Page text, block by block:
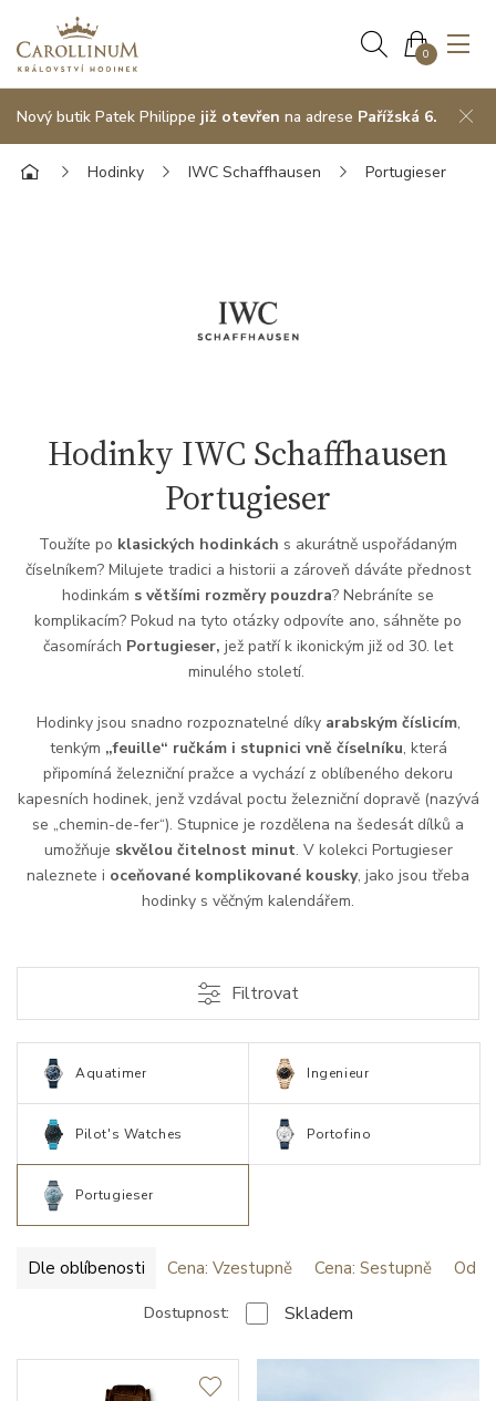
0
Nový butik Patek Philippe již otevřen na adrese Pařížská 6.
Hodinky IWC Schaffhausen Portugieser
Hodinky IWC Schaffhausen
Portugieser
Toužíte po klasických hodinkách s akurátně uspořádaným
číselníkem? Milujete tradici a historii a zároveň dáváte přednost
hodinkám s většími rozměry pouzdra? Nebráníte se
komplikacím? Pokud na tyto otázky odpovíte ano, sáhněte po
časomírách Portugieser, jež patří k ikonickým již od 30. let
minulého století.
Hodinky jsou snadno rozpoznatelné díky arabským číslicím,
tenkým „feuille“ ručkám i stupnici vně číselníku, která
připomíná železniční pražce a vychází z oblíbeného dekoru
kapesních hodinek, jenž vzdával poctu železniční dopravě (nazývá
se „chemin-de-fer“). Stupnice je rozdělena na šedesát dílků a
umožňuje skvělou čitelnost minut. V kolekci Portugieser
naleznete i oceňované komplikované kousky, jako jsou třeba
hodinky s věčným kalendářem.
Filtrovat
Aquatimer Ingenieur
Pilot's Watches Portofino
Portugieser
Dle oblíbenosti Cena: Vzestupně Cena: Sestupně Od
Dostupnost: Skladem